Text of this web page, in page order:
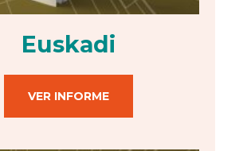
Euskadi
VER INFORME